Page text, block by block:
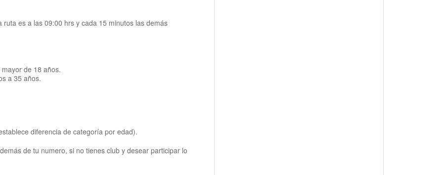
es a las 09:00 hrs y cada 15 minutos las demás
de 18 años.
a 35 años.
diferencia de categoría por edad).
de tu numero, si no tienes club y desear participar lo